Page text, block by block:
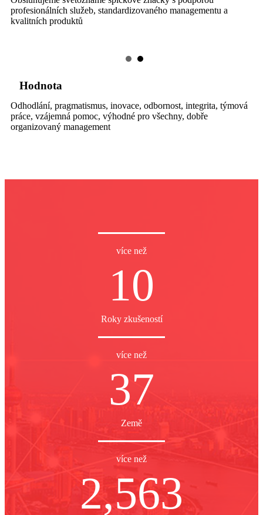
profesionálních služeb, standardizovaného managementu a
kvalitních produktů
Hodnota
Odhodlání, pragmatismus, inovace, odbornost, integrita, týmová
práce, vzájemná pomoc, výhodné pro všechny, dobře
organizovaný management
více než
10
Roky zkušeností
více než
37
Země
více než
2,563